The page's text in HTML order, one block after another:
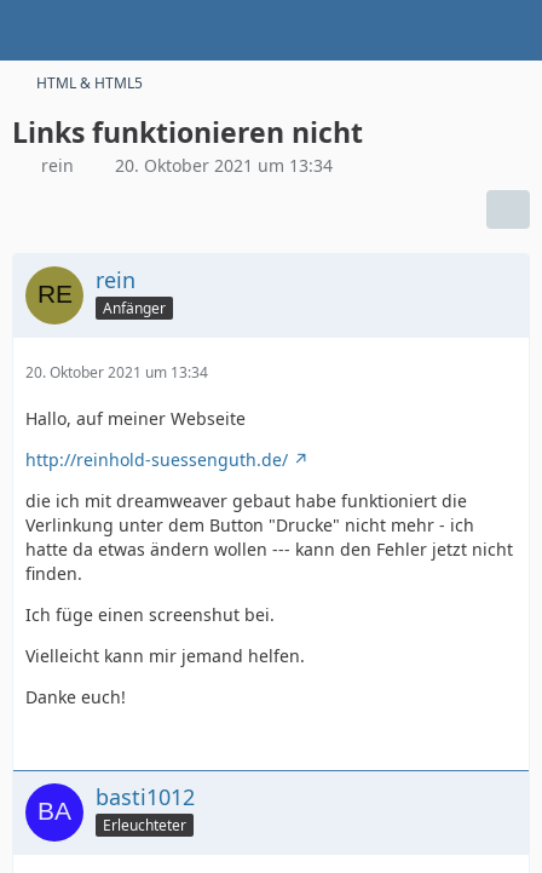
HTML & HTML5
Links funktionieren nicht
rein 20. Oktober 2021 um 13:34
rein
Anfänger
20. Oktober 2021 um 13:34
Hallo, auf meiner Webseite
http://reinhold-suessenguth.de/
die ich mit dreamweaver gebaut habe funktioniert die
Verlinkung unter dem Button "Drucke" nicht mehr - ich
hatte da etwas ändern wollen --- kann den Fehler jetzt nicht
finden.
Ich füge einen screenshut bei.
Vielleicht kann mir jemand helfen.
Danke euch!
basti1012
Erleuchteter